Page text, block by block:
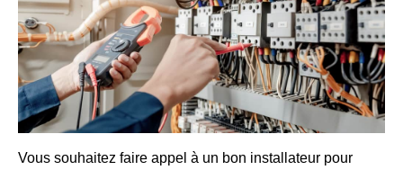
Vous souhaitez faire appel à un bon installateur pour